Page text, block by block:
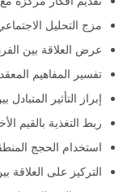
مزج التحليل
عرض العلاقة بين
تفسير المفاهيم
إبراز التأثير
ربط التغذية بالقيم
استخدام الحجج
التركيز على العلاقة